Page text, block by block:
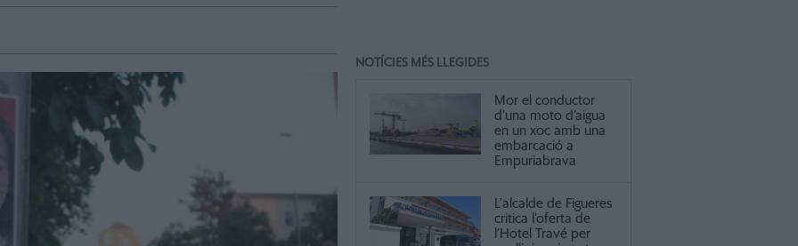
NOTÍCIES MÉS LLEGIDES
Mor el conductor
d’una moto d’aigua
en un xoc amb una
embarcació a
Empuriabrava
L'alcalde de Figueres
critica l’oferta de
l’Hotel Travé per